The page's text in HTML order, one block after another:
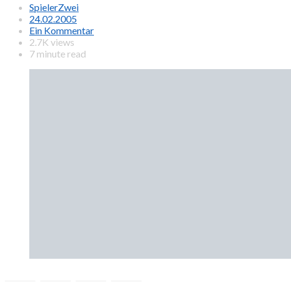
SpielerZwei
24.02.2005
Ein Kommentar
2.7K views
7 minute read